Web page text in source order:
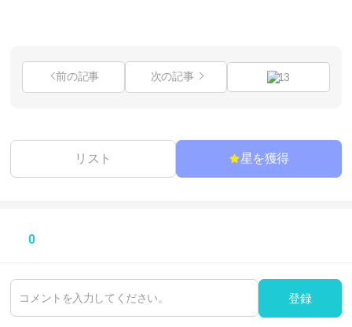
前の記事 次の記事 13
リスト 星を獲得
0
登録